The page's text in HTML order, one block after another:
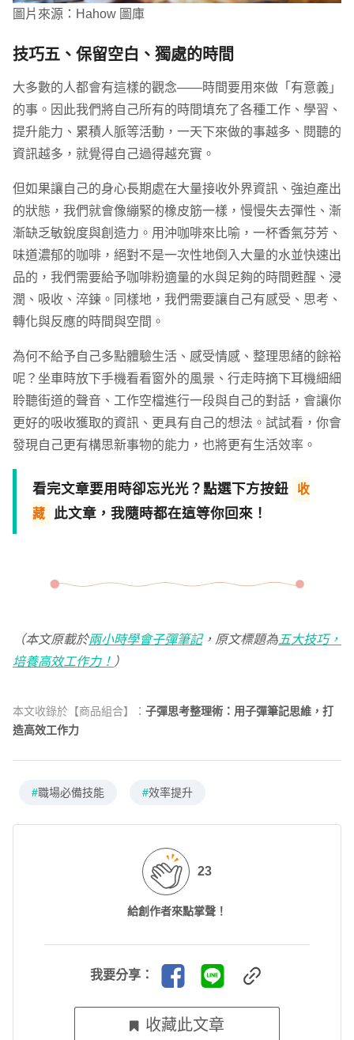
圖片來源：Hahow 圖庫
技巧五、保留空白、獨處的時間
大多數的人都會有這樣的觀念——時間要用來做「有意義」
的事。因此我們將自己所有的時間填充了各種工作、學習、
提升能力、累積人脈等活動，一天下來做的事越多、閱聽的
資訊越多，就覺得自己過得越充實。
但如果讓自己的身心長期處在大量接收外界資訊、強迫產出
的狀態，我們就會像繃緊的橡皮筋一樣，慢慢失去彈性、漸
漸缺乏敏銳度與創造力。用沖咖啡來比喻，一杯香氣芬芳、
味道濃郁的咖啡，絕對不是一次性地倒入大量的水並快速出
品的，我們需要給予咖啡粉適量的水與足夠的時間甦醒、浸
潤、吸收、淬鍊。同樣地，我們需要讓自己有感受、思考、
轉化與反應的時間與空間。
為何不給予自己多點體驗生活、感受情感、整理思緒的餘裕
呢？坐車時放下手機看看窗外的風景、行走時摘下耳機細細
聆聽街道的聲音、工作空檔進行一段與自己的對話，會讓你
更好的吸收獲取的資訊、更具有自己的想法。試試看，你會
發現自己更有構思新事物的能力，也將更有生活效率。
看完文章要用時卻忘光光？點選下方按鈕
收
藏 此文章，我隨時都在這等你回來！
（本文原載於兩小時學會子彈筆記，原文標題為五大技巧，
培養高效工作力！ ）
本文收錄於【商品組合】： 子彈思考整理術：用子彈筆記思維，打
造高效工作力
#職場必備技能 #效率提升
23
給創作者來點掌聲！
我要分享：
收藏此文章